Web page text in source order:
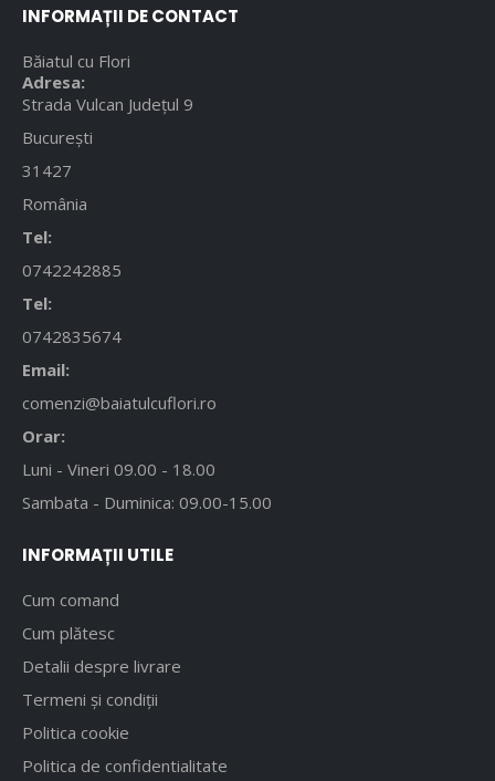
INFORMAȚII DE CONTACT
Băiatul cu Flori
Adresa:
Strada Vulcan Județul 9
București
31427
România
Tel:
0742242885
Tel:
0742835674
Email:
comenzi@baiatulcuflori.ro
Orar:
Luni - Vineri 09.00 - 18.00
Sambata - Duminica: 09.00-15.00
INFORMAȚII UTILE
Cum comand
Cum plătesc
Detalii despre livrare
Termeni și condiții
Politica cookie
Politica de confidentialitate